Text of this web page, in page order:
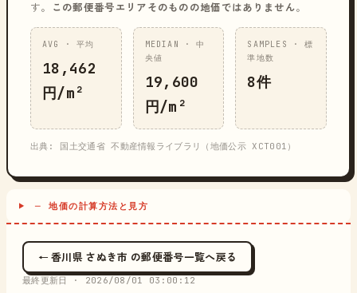
す。
この郵便番号エリアそのものの地価ではありません。
AVG · 平均
18,462
円/m²
MEDIAN · 中
央値
19,600
円/m²
SAMPLES · 標
準地数
8件
出典: 国土交通省 不動産情報ライブラリ（地価公示 XCT001）
─ 地価の計算方法と見方
← 香川県 さぬき市 の郵便番号一覧へ戻る
最終更新日 · 2026/08/01 03:00:12